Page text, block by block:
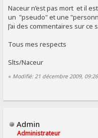
Naceur n’est pas mort et il
un "pseudo" et une
J’ai des commentaires sur ce
Tous mes respects
Slts/Naceur
« Modifié: 21 décembre 2009,
Admin
Administrateur